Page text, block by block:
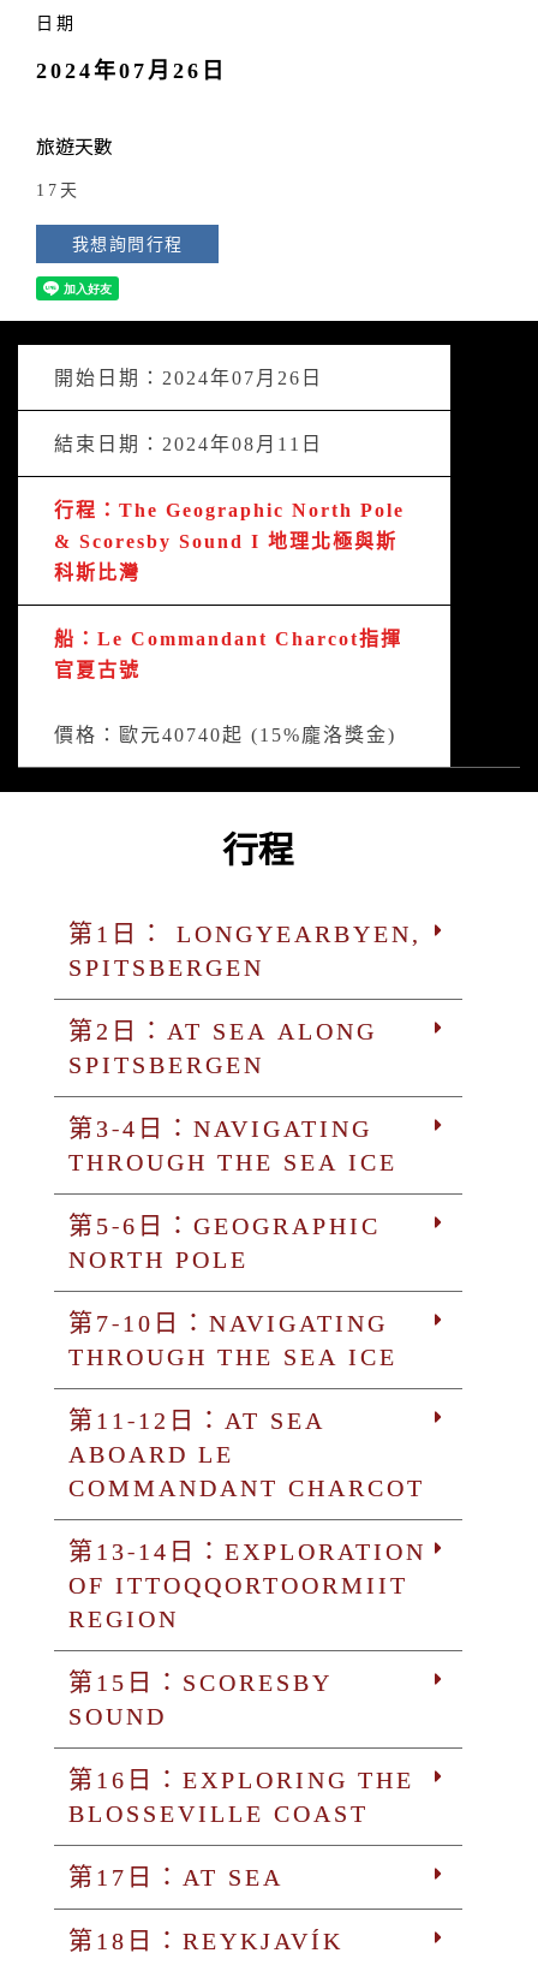
日期
2024年07月26日
旅遊天數
17天
我想詢問行程
開始日期：2024年07月26日
結束日期：2024年08月11日
行程：The Geographic North Pole
& Scoresby Sound I 地理北極與斯
科斯比灣
船：Le Commandant Charcot指揮
官夏古號
價格：歐元40740起 (15%龐洛獎金)
行程
第1日： LONGYEARBYEN,
SPITSBERGEN
第2日：AT SEA ALONG
SPITSBERGEN
第3-4日：NAVIGATING
THROUGH THE SEA ICE
第5-6日：GEOGRAPHIC
NORTH POLE
第7-10日：NAVIGATING
THROUGH THE SEA ICE
第11-12日：AT SEA
ABOARD LE
COMMANDANT CHARCOT
第13-14日：EXPLORATION
OF ITTOQQORTOORMIIT
REGION
第15日：SCORESBY
SOUND
第16日：EXPLORING THE
BLOSSEVILLE COAST
第17日：AT SEA
第18日：REYKJAVÍK